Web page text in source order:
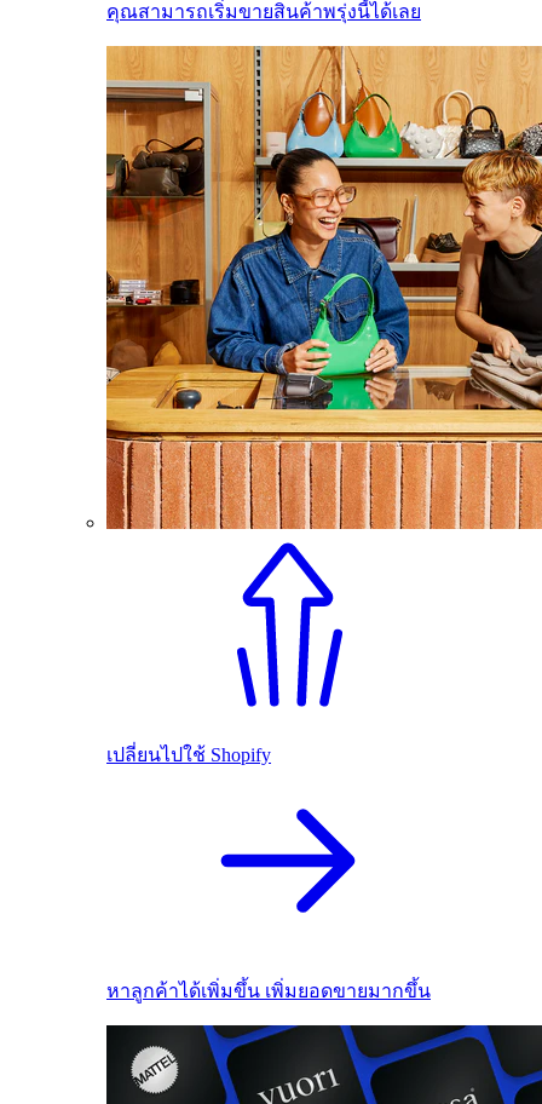
คุณสามารถเริ่มขายสินค้าพรุ่งนี้ได้เลย
เปลี่ยนไปใช้ Shopify
หาลูกค้าได้เพิ่มขึ้น เพิ่มยอดขายมากขึ้น